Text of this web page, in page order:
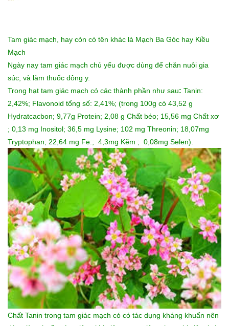
Tam giác mạch, hay còn có tên khác là Mạch Ba Góc hay Kiều
Mạch
Ngày nay tam giác mạch chủ yếu được dùng để chăn nuôi gia
súc, và làm thuốc đông y.
Trong hạt tam giác mạch có các thành phần như sau: Tanin:
2,42%; Flavonoid tổng số: 2,41%; (trong 100g có 43,52 g
Hydratcacbon; 9,77g Protein; 2,08 g Chất béo; 15,56 mg Chất xơ
; 0,13 mg Inositol; 36,5 mg Lysine; 102 mg Threonin; 18,07mg
Tryptophan; 22,64 mg Fe:; 4,3mg Kẽm ; 0,08mg Selen).
Chất Tanin trong tam giác mạch có có tác dụng kháng khuẩn nên